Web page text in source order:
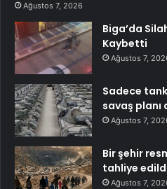
Ağustos 7, 2026
Biga’da
Kaybetti
Ağustos 7,
Sadece
savaş
Ağustos 7,
Bir şehir
tahliye
Ağustos 7,